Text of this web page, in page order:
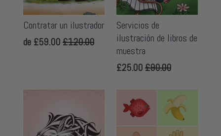
Contratar un ilustrador
de £59.00£120.00
Servicios de
ilustración de libros de
muestra
£25.00£90.00